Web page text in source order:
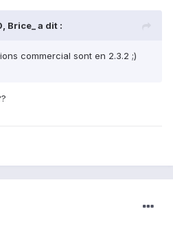
Brice_ a dit :
commercial sont en 2.3.2 ;)